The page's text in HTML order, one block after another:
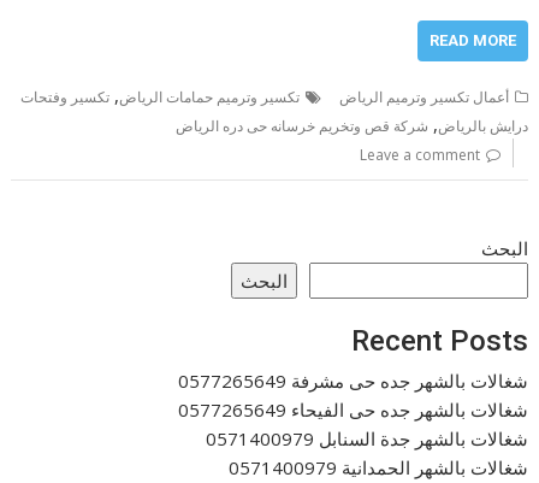
READ MORE
أعمال تكسير وترميم الرياض تكسير وترميم حمامات الرياض,تكسير وفتحات
درايش بالرياض, شركة قص وتخريم خرسانه حى دره الرياض
Leave a comment
البحث
البحث
Recent Posts
شغالات بالشهر جده حى مشرفة 0577265649
شغالات بالشهر جده حى الفيحاء 0577265649
شغالات بالشهر جدة السنابل 0571400979
شغالات بالشهر الحمدانية 0571400979